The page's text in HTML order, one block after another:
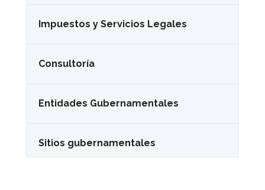
Impuestos y Servicios Legales
Consultoría
Entidades Gubernamentales
Sitios gubernamentales